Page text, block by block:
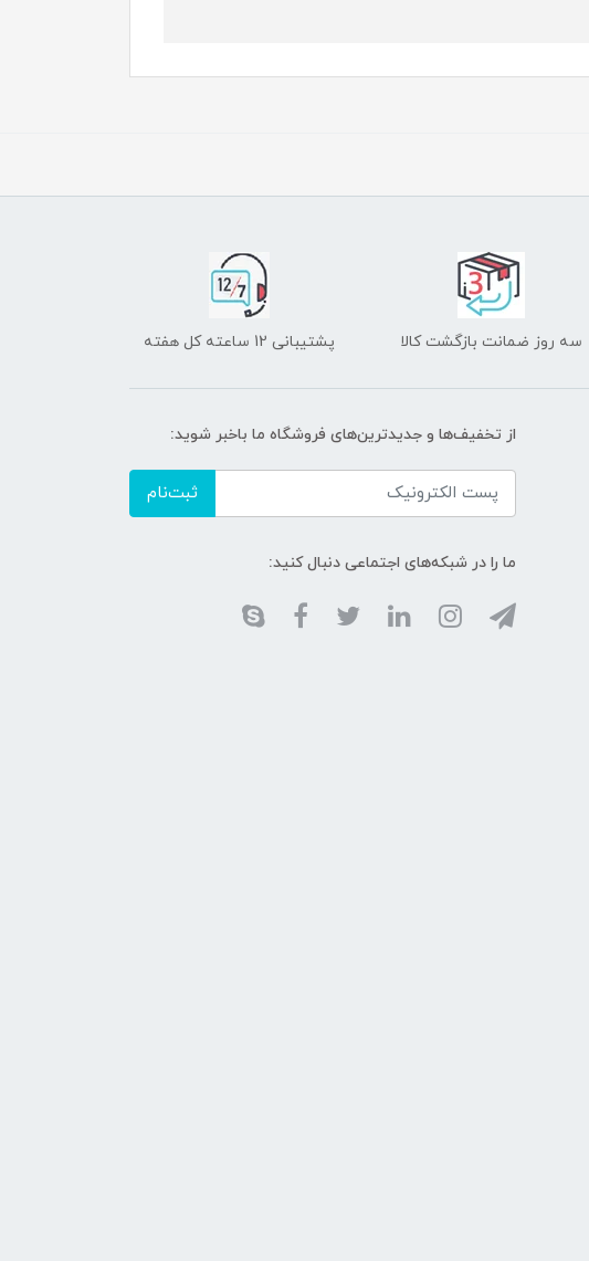
سه روز ضمانت بازگشت کالا پشتیبانی 12 ساعته کل هفته
از تخفیف‌ها و جدیدترین‌های فروشگاه ما باخبر شوید:
ثبت‌نام
ما را در شبکه‌های اجتماعی دنبال کنید: